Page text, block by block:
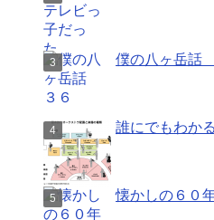
僕の八ヶ岳話
誰にでもわか
懐かしの６０